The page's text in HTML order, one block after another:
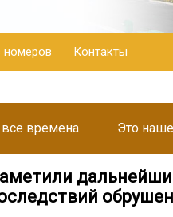
номеров Контакты
все времена Это